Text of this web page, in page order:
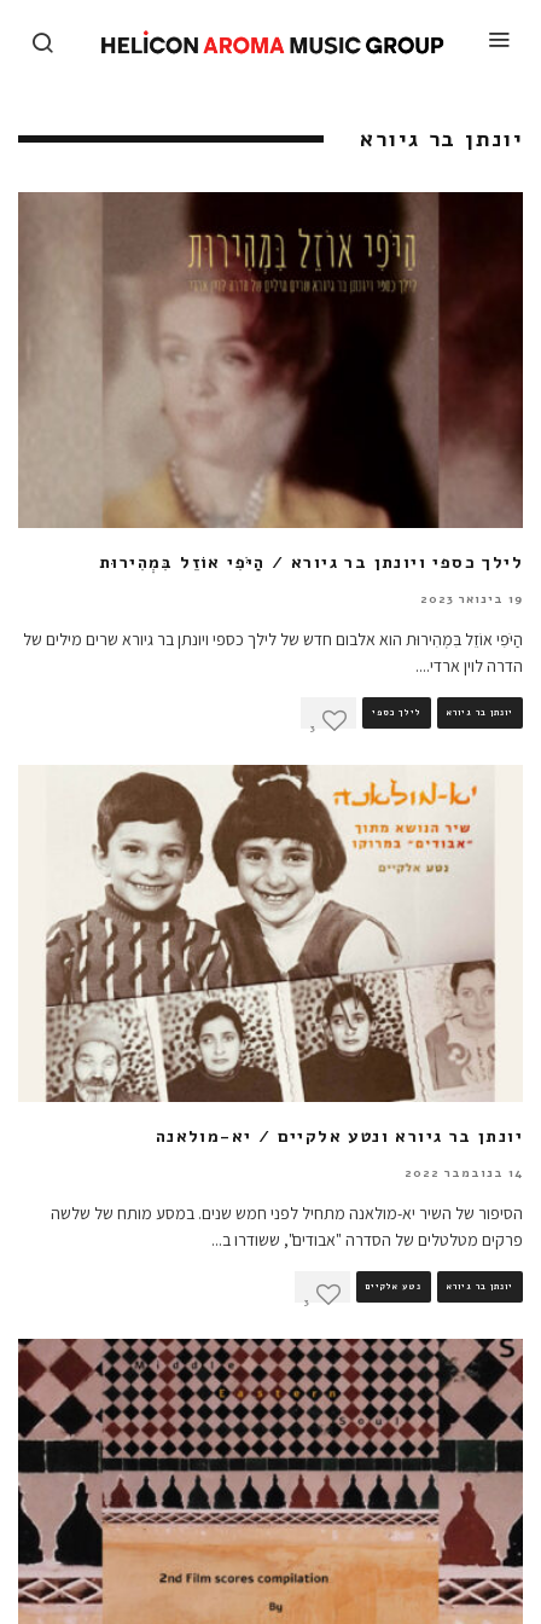
יונתן בר גיורא
לילך כספי ויונתן בר גיורא / הַיֹּפִי אוֹזֵל בִּמְהִירוּת
19 בינואר 2023
הַיֹּפִי אוֹזֵל בִּמְהִירוּת הוא אלבום חדש של לילך כספי ויונתן בר גיורא שרים מילים של
הדרה לוין ארדי....
יונתן בר גיורא לילך כספי
3
יונתן בר גיורא ונטע אלקיים / יא-מולאנה
14 בנובמבר 2022
הסיפור של השיר יא-מולאנה מתחיל לפני חמש שנים. במסע מותח של שלשה
פרקים מטלטלים של הסדרה "אבודים", ששודרו ב...
יונתן בר גיורא נטע אלקיים
3